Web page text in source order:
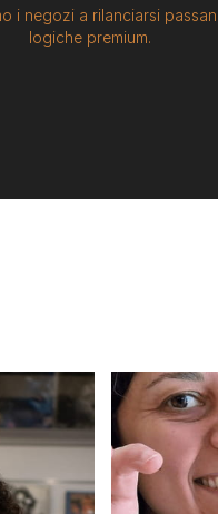
i negozi a rilanciarsi
logiche premium.